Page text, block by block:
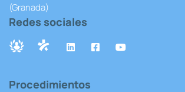
(Granada)
Redes sociales
Procedimientos